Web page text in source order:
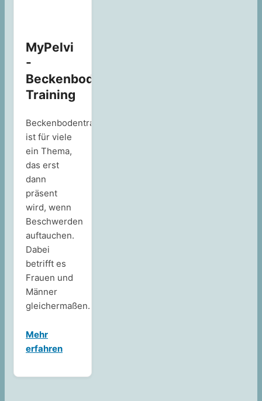
MyPelvi
-
Beckenboden-
Training
Beckenbodentraining
ist für viele
ein Thema,
das erst
dann
präsent
wird, wenn
Beschwerden
auftauchen.
Dabei
betrifft es
Frauen und
Männer
gleichermaßen.
Mehr
erfahren